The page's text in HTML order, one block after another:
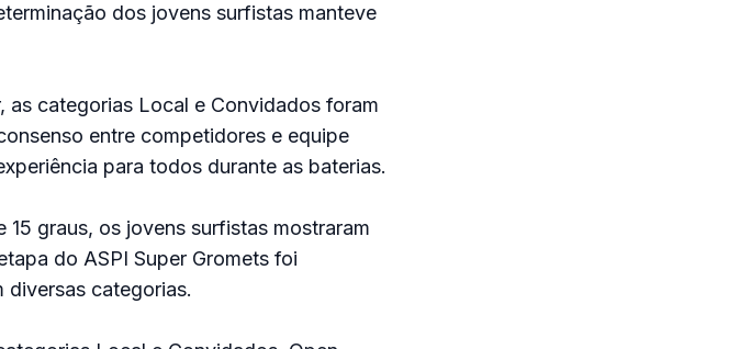
dos jovens surfistas manteve
categorias Local e Convidados foram
entre competidores e equipe
para todos durante as baterias.
graus, os jovens surfistas mostraram
do ASPI Super Gromets foi
diversas categorias.